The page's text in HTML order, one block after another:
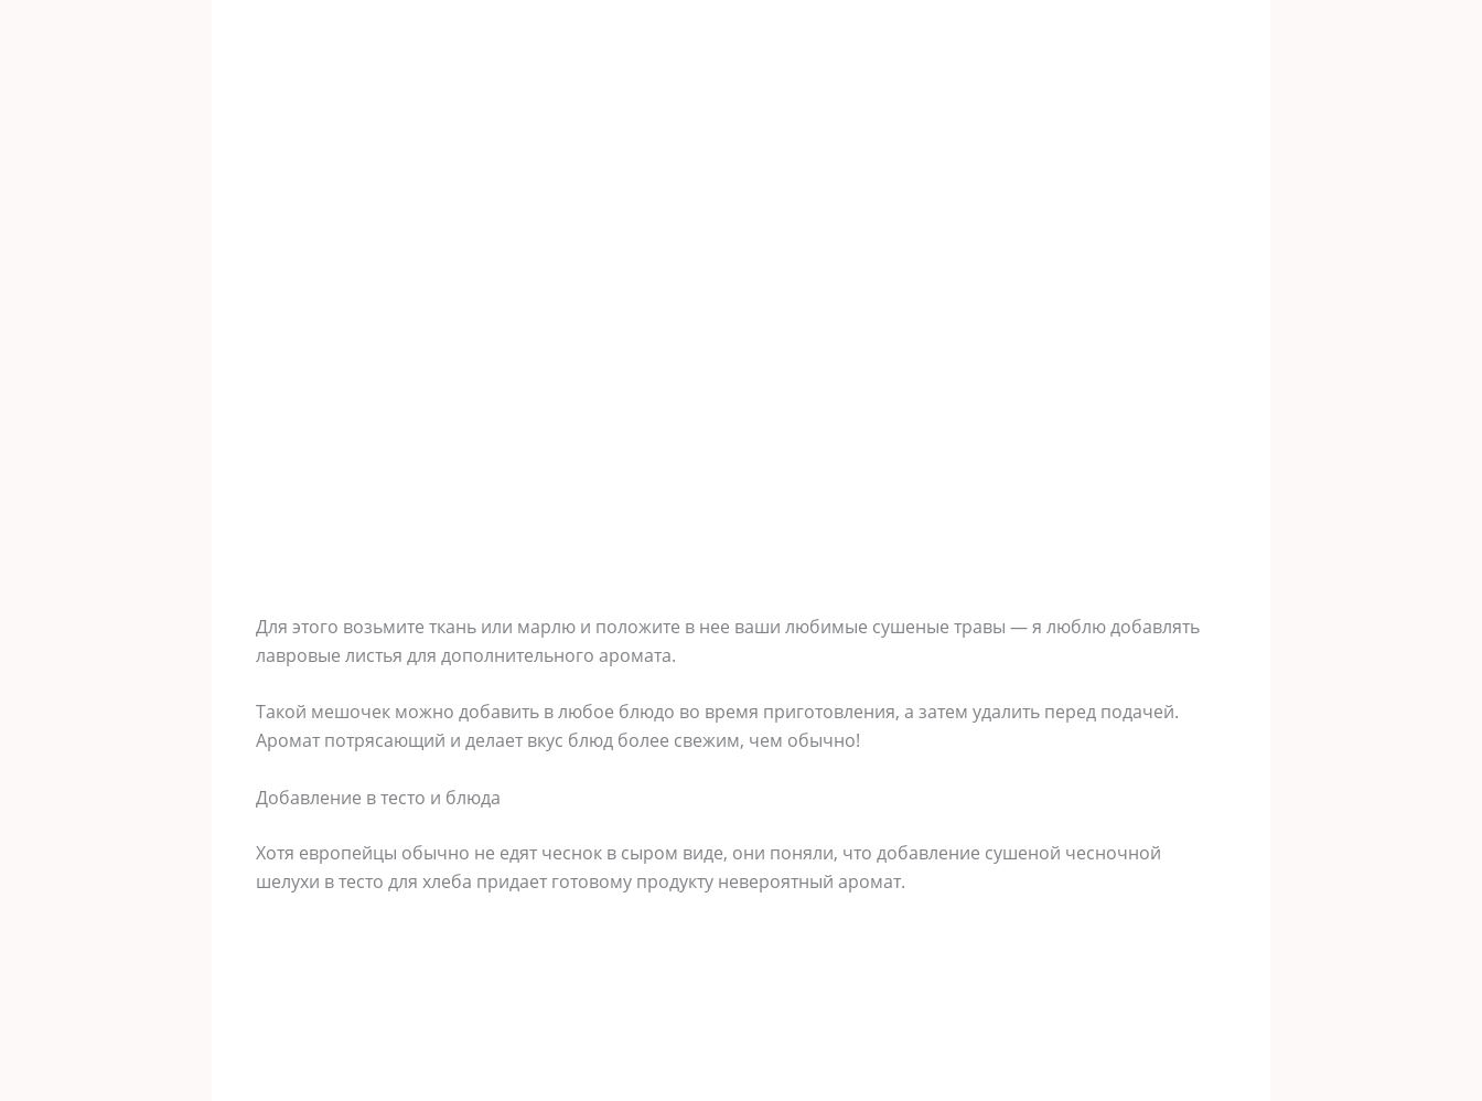
Для этого возьмите ткань или марлю и положите в нее ваши любимые сушеные травы — я люблю добавлять
лавровые листья для дополнительного аромата.
Такой мешочек можно добавить в любое блюдо во время приготовления, а затем удалить перед подачей.
Аромат потрясающий и делает вкус блюд более свежим, чем обычно!
Добавление в тесто и блюда
Хотя европейцы обычно не едят чеснок в сыром виде, они поняли, что добавление сушеной чесночной
шелухи в тесто для хлеба придает готовому продукту невероятный аромат.